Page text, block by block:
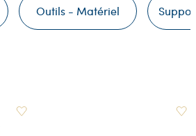
Outils - Matériel